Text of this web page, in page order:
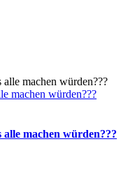
machen würden???
machen würden???